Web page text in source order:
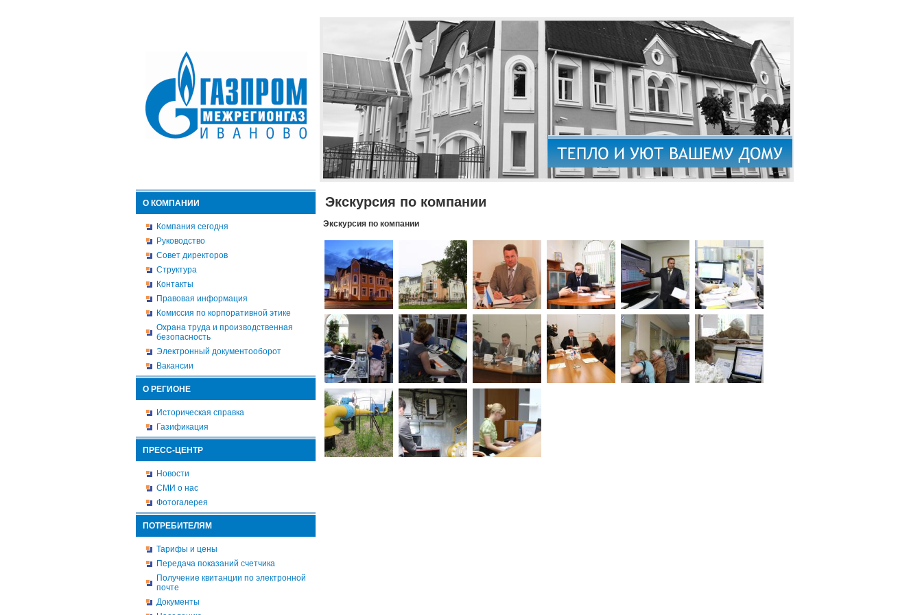
О КОМПАНИИ
Компания сегодня
Руководство
Совет директоров
Структура
Контакты
Правовая информация
Комиссия по корпоративной этике
Охрана труда и производственная
безопасность
Электронный документооборот
Вакансии
О РЕГИОНЕ
Историческая справка
Газификация
ПРЕСС-ЦЕНТР
Новости
СМИ о нас
Фотогалерея
ПОТРЕБИТЕЛЯМ
Тарифы и цены
Передача показаний счетчика
Получение квитанции по электронной
почте
Документы
Экскурсия по компании
Экскурсия по компании